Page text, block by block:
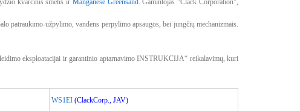
kvarcinis smėlis ir Manganese Greensand. Gamintojas "Clack Corporation",
patraukimo-užpylimo, vandens perpylimo apsaugos, bei jungčių mechanizmais.
eksploatacijai ir garantinio aptarnavimo INSTRUKCIJA“ reikalavimų, kuri
WS1EI(ClackCorp., JAV)